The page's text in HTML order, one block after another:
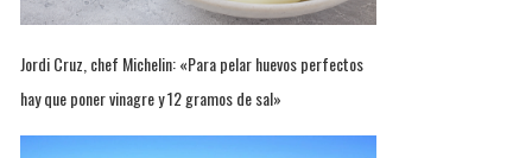
Jordi Cruz, chef Michelin: «Para pelar huevos perfectos
hay que poner vinagre y 12 gramos de sal»